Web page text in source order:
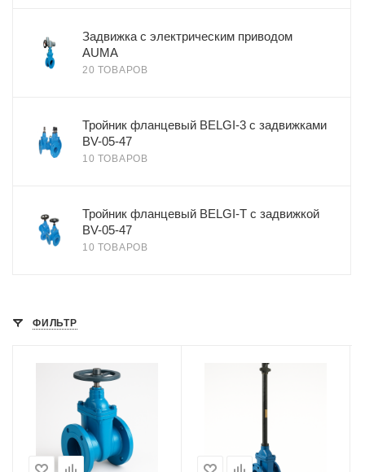
Задвижка с электрическим приводом
AUMA
20 ТОВАРОВ
Тройник фланцевый BELGI-3 с задвижками
BV-05-47
10 ТОВАРОВ
Тройник фланцевый BELGI-T с задвижкой
BV-05-47
10 ТОВАРОВ
ФИЛЬТР